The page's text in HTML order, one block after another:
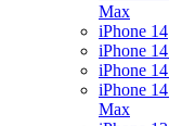
Max
iPhone 14
iPhone
iPhone
iPhone
Max